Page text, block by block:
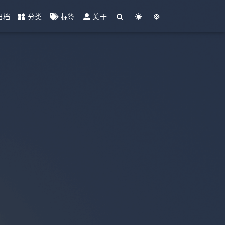
档 分类 标签 关于